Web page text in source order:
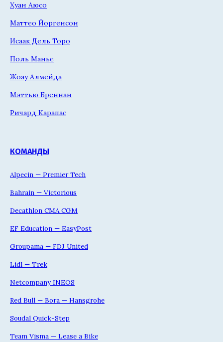
Хуан Аюсо
Маттео Йоргенсон
Исаак Дель Торо
Поль Манье
Жоау Алмейда
Мэттью Бреннан
Ричард Карапас
КОМАНДЫ
Alpecin — Premier Tech
Bahrain — Victorious
Decathlon CMA CGM
EF Education — EasyPost
Groupama — FDJ United
Lidl — Trek
Netcompany INEOS
Red Bull — Bora — Hansgrohe
Soudal Quick-Step
Team Visma — Lease a Bike